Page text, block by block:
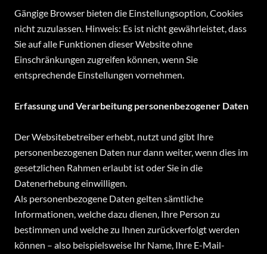
Gängige Browser bieten die Einstellungsoption, Cookies
nicht zuzulassen. Hinweis: Es ist nicht gewährleistet, dass
Sie auf alle Funktionen dieser Website ohne
Einschränkungen zugreifen können, wenn Sie
entsprechende Einstellungen vornehmen.
Erfassung und Verarbeitung personenbezogener Daten
Der Websitebetreiber erhebt, nutzt und gibt Ihre
personenbezogenen Daten nur dann weiter, wenn dies im
gesetzlichen Rahmen erlaubt ist oder Sie in die
Datenerhebung einwilligen.
Als personenbezogene Daten gelten sämtliche
Informationen, welche dazu dienen, Ihre Person zu
bestimmen und welche zu Ihnen zurückverfolgt werden
können – also beispielsweise Ihr Name, Ihre E-Mail-